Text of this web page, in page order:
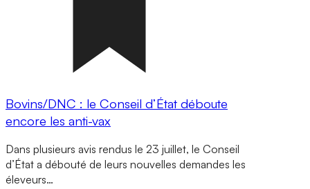
Bovins/DNC : le Conseil d’État déboute
encore les anti-vax
Dans plusieurs avis rendus le 23 juillet, le Conseil
d’État a débouté de leurs nouvelles demandes les
éleveurs…